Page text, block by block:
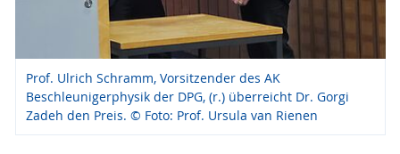
Prof. Ulrich Schramm, Vorsitzender des AK
Beschleunigerphysik der DPG, (r.) überreicht Dr. Gorgi
Zadeh den Preis. © Foto: Prof. Ursula van Rienen